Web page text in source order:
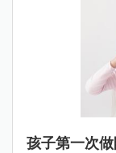
孩子第一次